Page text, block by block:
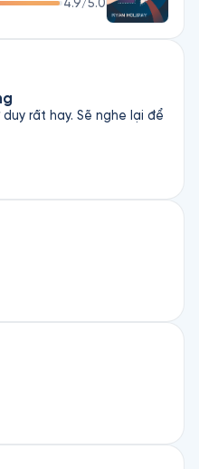
4.9/5.0
rất hay. Sẽ nghe lại để